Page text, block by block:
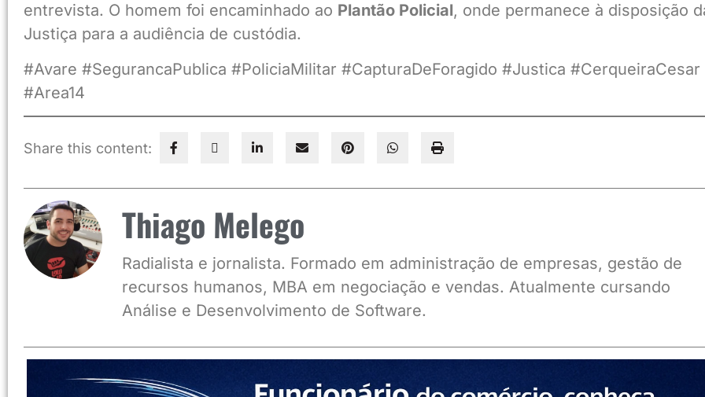
entrevista. O homem foi encaminhado ao Plantão Policial, onde permanece à disposição
Justiça para a audiência de custódia.
#Avare #SegurancaPublica #PoliciaMilitar #CapturaDeForagido #Justica #CerqueiraCesar
#Area14
Share this content:
Thiago Melego
Radialista e jornalista. Formado em administração de empresas, gestão de
recursos humanos, MBA em negociação e vendas. Atualmente cursando
Análise e Desenvolvimento de Software.